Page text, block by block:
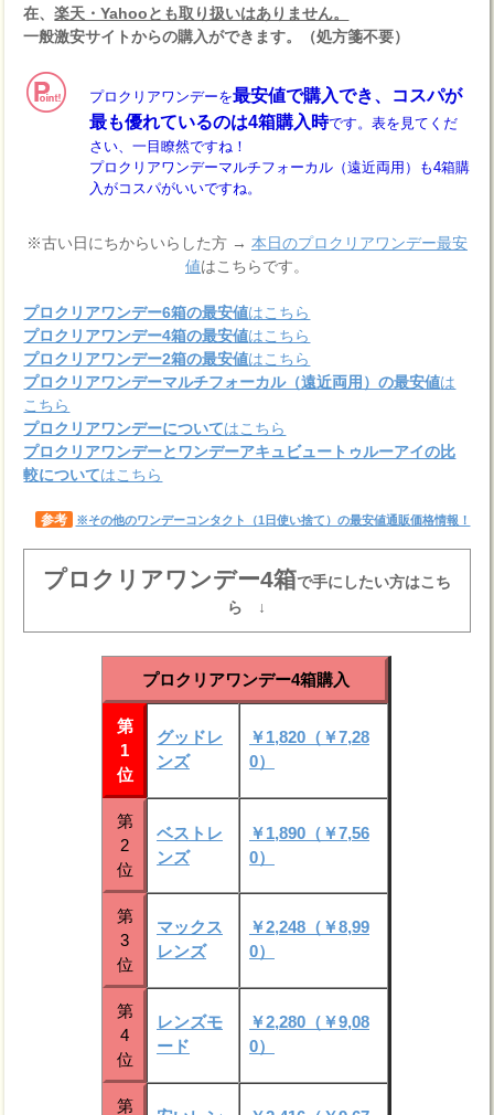
在、楽天・Yahooとも取り扱いはありません。
一般激安サイトからの購入ができます。（処方箋不要）
プロクリアワンデーを最安値で購入でき、コスパが
最も優れているのは4箱購入時です。表を見てくだ
さい、一目瞭然ですね！
プロクリアワンデーマルチフォーカル（遠近両用）も4箱購
入がコスパがいいですね。
※古い日にちからいらした方 → 本日のプロクリアワンデー最安
値はこちらです。
プロクリアワンデー6箱の最安値はこちら
プロクリアワンデー4箱の最安値はこちら
プロクリアワンデー2箱の最安値はこちら
プロクリアワンデーマルチフォーカル（遠近両用）の最安値は
こちら
プロクリアワンデーについてはこちら
プロクリアワンデーとワンデーアキュビュートゥルーアイの比
較についてはこちら
参考 ※その他のワンデーコンタクト（1日使い捨て）の最安値通販価格情報！
プロクリアワンデー4箱で手にしたい方はこち
ら ↓
プロクリアワンデー4箱購入
第
1
位
グッドレ
ンズ
￥1,820（￥7,28
0）
第
2
位
ベストレ
ンズ
￥1,890（￥7,56
0）
第
3
位
マックス
レンズ
￥2,248（￥8,99
0）
第
4
位
レンズモ
ード
￥2,280（￥9,08
0）
第